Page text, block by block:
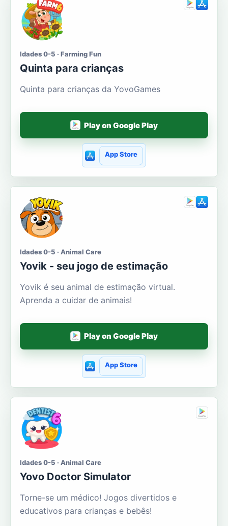
Idades 0-5 · Farming Fun
Quinta para crianças
Quinta para crianças da YovoGames
Play on Google Play
App Store
Idades 0-5 · Animal Care
Yovik - seu jogo de estimação
Yovik é seu animal de estimação virtual.
Aprenda a cuidar de animais!
Play on Google Play
App Store
Idades 0-5 · Animal Care
Yovo Doctor Simulator
Torne-se um médico! Jogos divertidos e
educativos para crianças e bebês!